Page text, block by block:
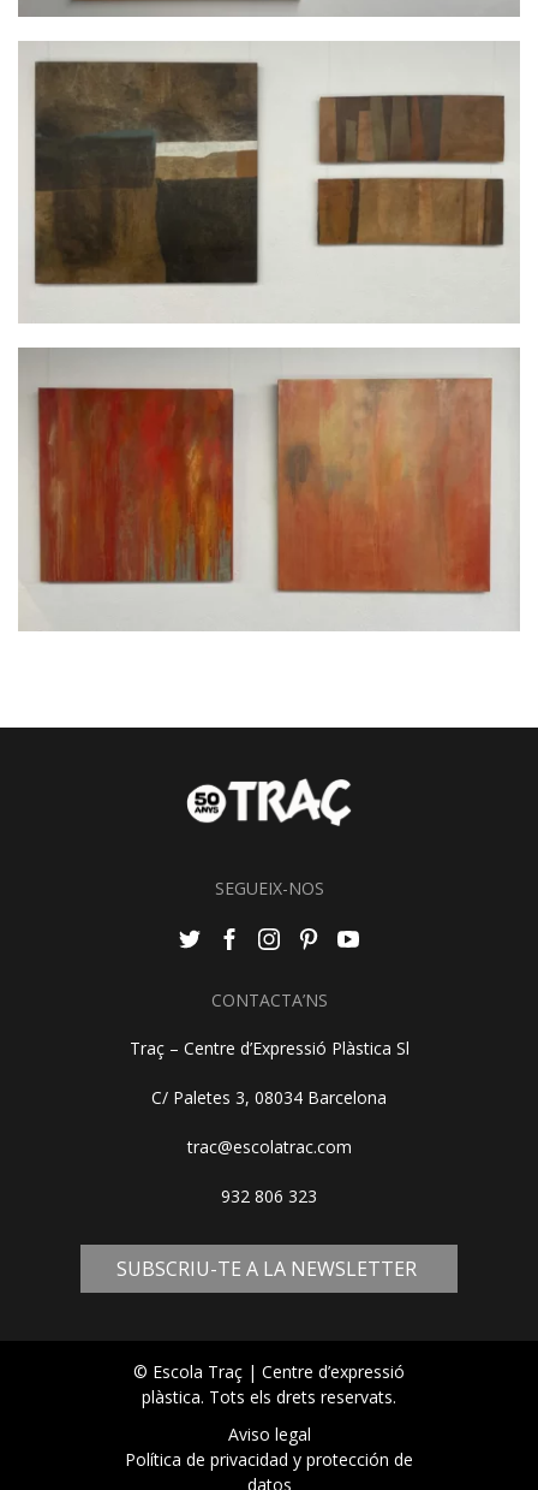
SEGUEIX-NOS
CONTACTA’NS
Traç – Centre d’Expressió Plàstica Sl
C/ Paletes 3, 08034 Barcelona
trac@escolatrac.com
932 806 323
SUBSCRIU-TE A LA NEWSLETTER
© Escola Traç | Centre d’expressió
plàstica. Tots els drets reservats.
Aviso legal
Política de privacidad y protección de
datos